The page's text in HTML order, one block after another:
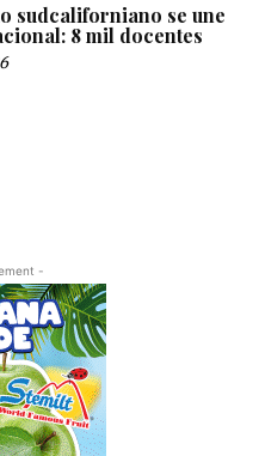
sudcaliforniano se une
8 mil docentes
-